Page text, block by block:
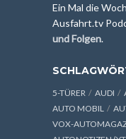
Ein Mal die
Ausfahrt.tv
und Folgen.
5-TÜRER AUDI
AUTO MOBIL
VOX-